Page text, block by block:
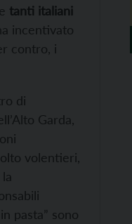
tanti italiani
incentivato
contro, i
di
Garda,
volentieri,
pasta” sono